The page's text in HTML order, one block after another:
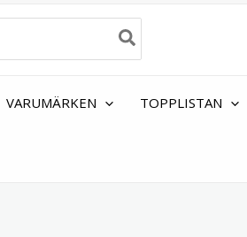
VARUMÄRKEN TOPPLISTAN